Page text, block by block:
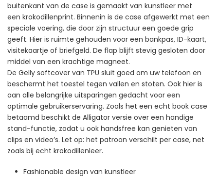
buitenkant van de case is gemaakt van kunstleer met
een krokodillenprint. Binnenin is de case afgewerkt met een
speciale voering, die door zijn structuur een goede grip
geeft. Hier is ruimte gehouden voor een bankpas, ID-kaart,
visitekaartje of briefgeld. De flap blijft stevig gesloten door
middel van een krachtige magneet.
De Gelly softcover van TPU sluit goed om uw telefoon en
beschermt het toestel tegen vallen en stoten. Ook hier is
aan alle belangrijke uitsparingen gedacht voor een
optimale gebruikerservaring. Zoals het een echt book case
betaamd beschikt de Alligator versie over een handige
stand-functie, zodat u ook handsfree kan genieten van
clips en video’s. Let op: het patroon verschilt per case, net
zoals bij echt krokodillenleer.
Fashionable design van kunstleer